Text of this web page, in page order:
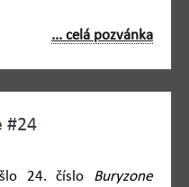
... celá pozvánka
#24
24. číslo Buryzone